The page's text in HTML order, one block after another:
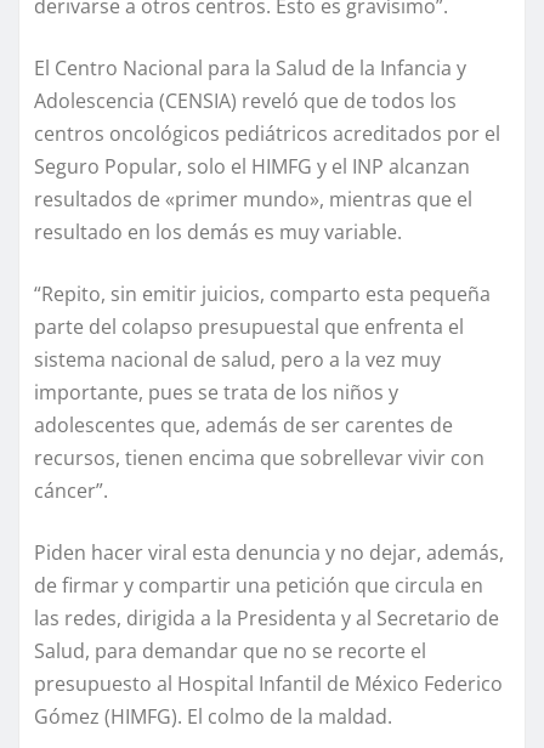
derivarse a otros centros. Esto es gravísimo”.
El Centro Nacional para la Salud de la Infancia y
Adolescencia (CENSIA) reveló que de todos los
centros oncológicos pediátricos acreditados por el
Seguro Popular, solo el HIMFG y el INP alcanzan
resultados de «primer mundo», mientras que el
resultado en los demás es muy variable.
“Repito, sin emitir juicios, comparto esta pequeña
parte del colapso presupuestal que enfrenta el
sistema nacional de salud, pero a la vez muy
importante, pues se trata de los niños y
adolescentes que, además de ser carentes de
recursos, tienen encima que sobrellevar vivir con
cáncer”.
Piden hacer viral esta denuncia y no dejar, además,
de firmar y compartir una petición que circula en
las redes, dirigida a la Presidenta y al Secretario de
Salud, para demandar que no se recorte el
presupuesto al Hospital Infantil de México Federico
Gómez (HIMFG). El colmo de la maldad.